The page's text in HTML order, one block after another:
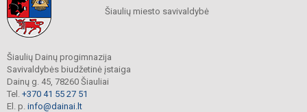
Šiaulių miesto savivaldybė
Šiaulių Dainų progimnazija
Savivaldybės biudžetinė įstaiga
Dainų g. 45, 78260 Šiauliai
Tel. +370 41 55 27 51
El. p. info@dainai.lt